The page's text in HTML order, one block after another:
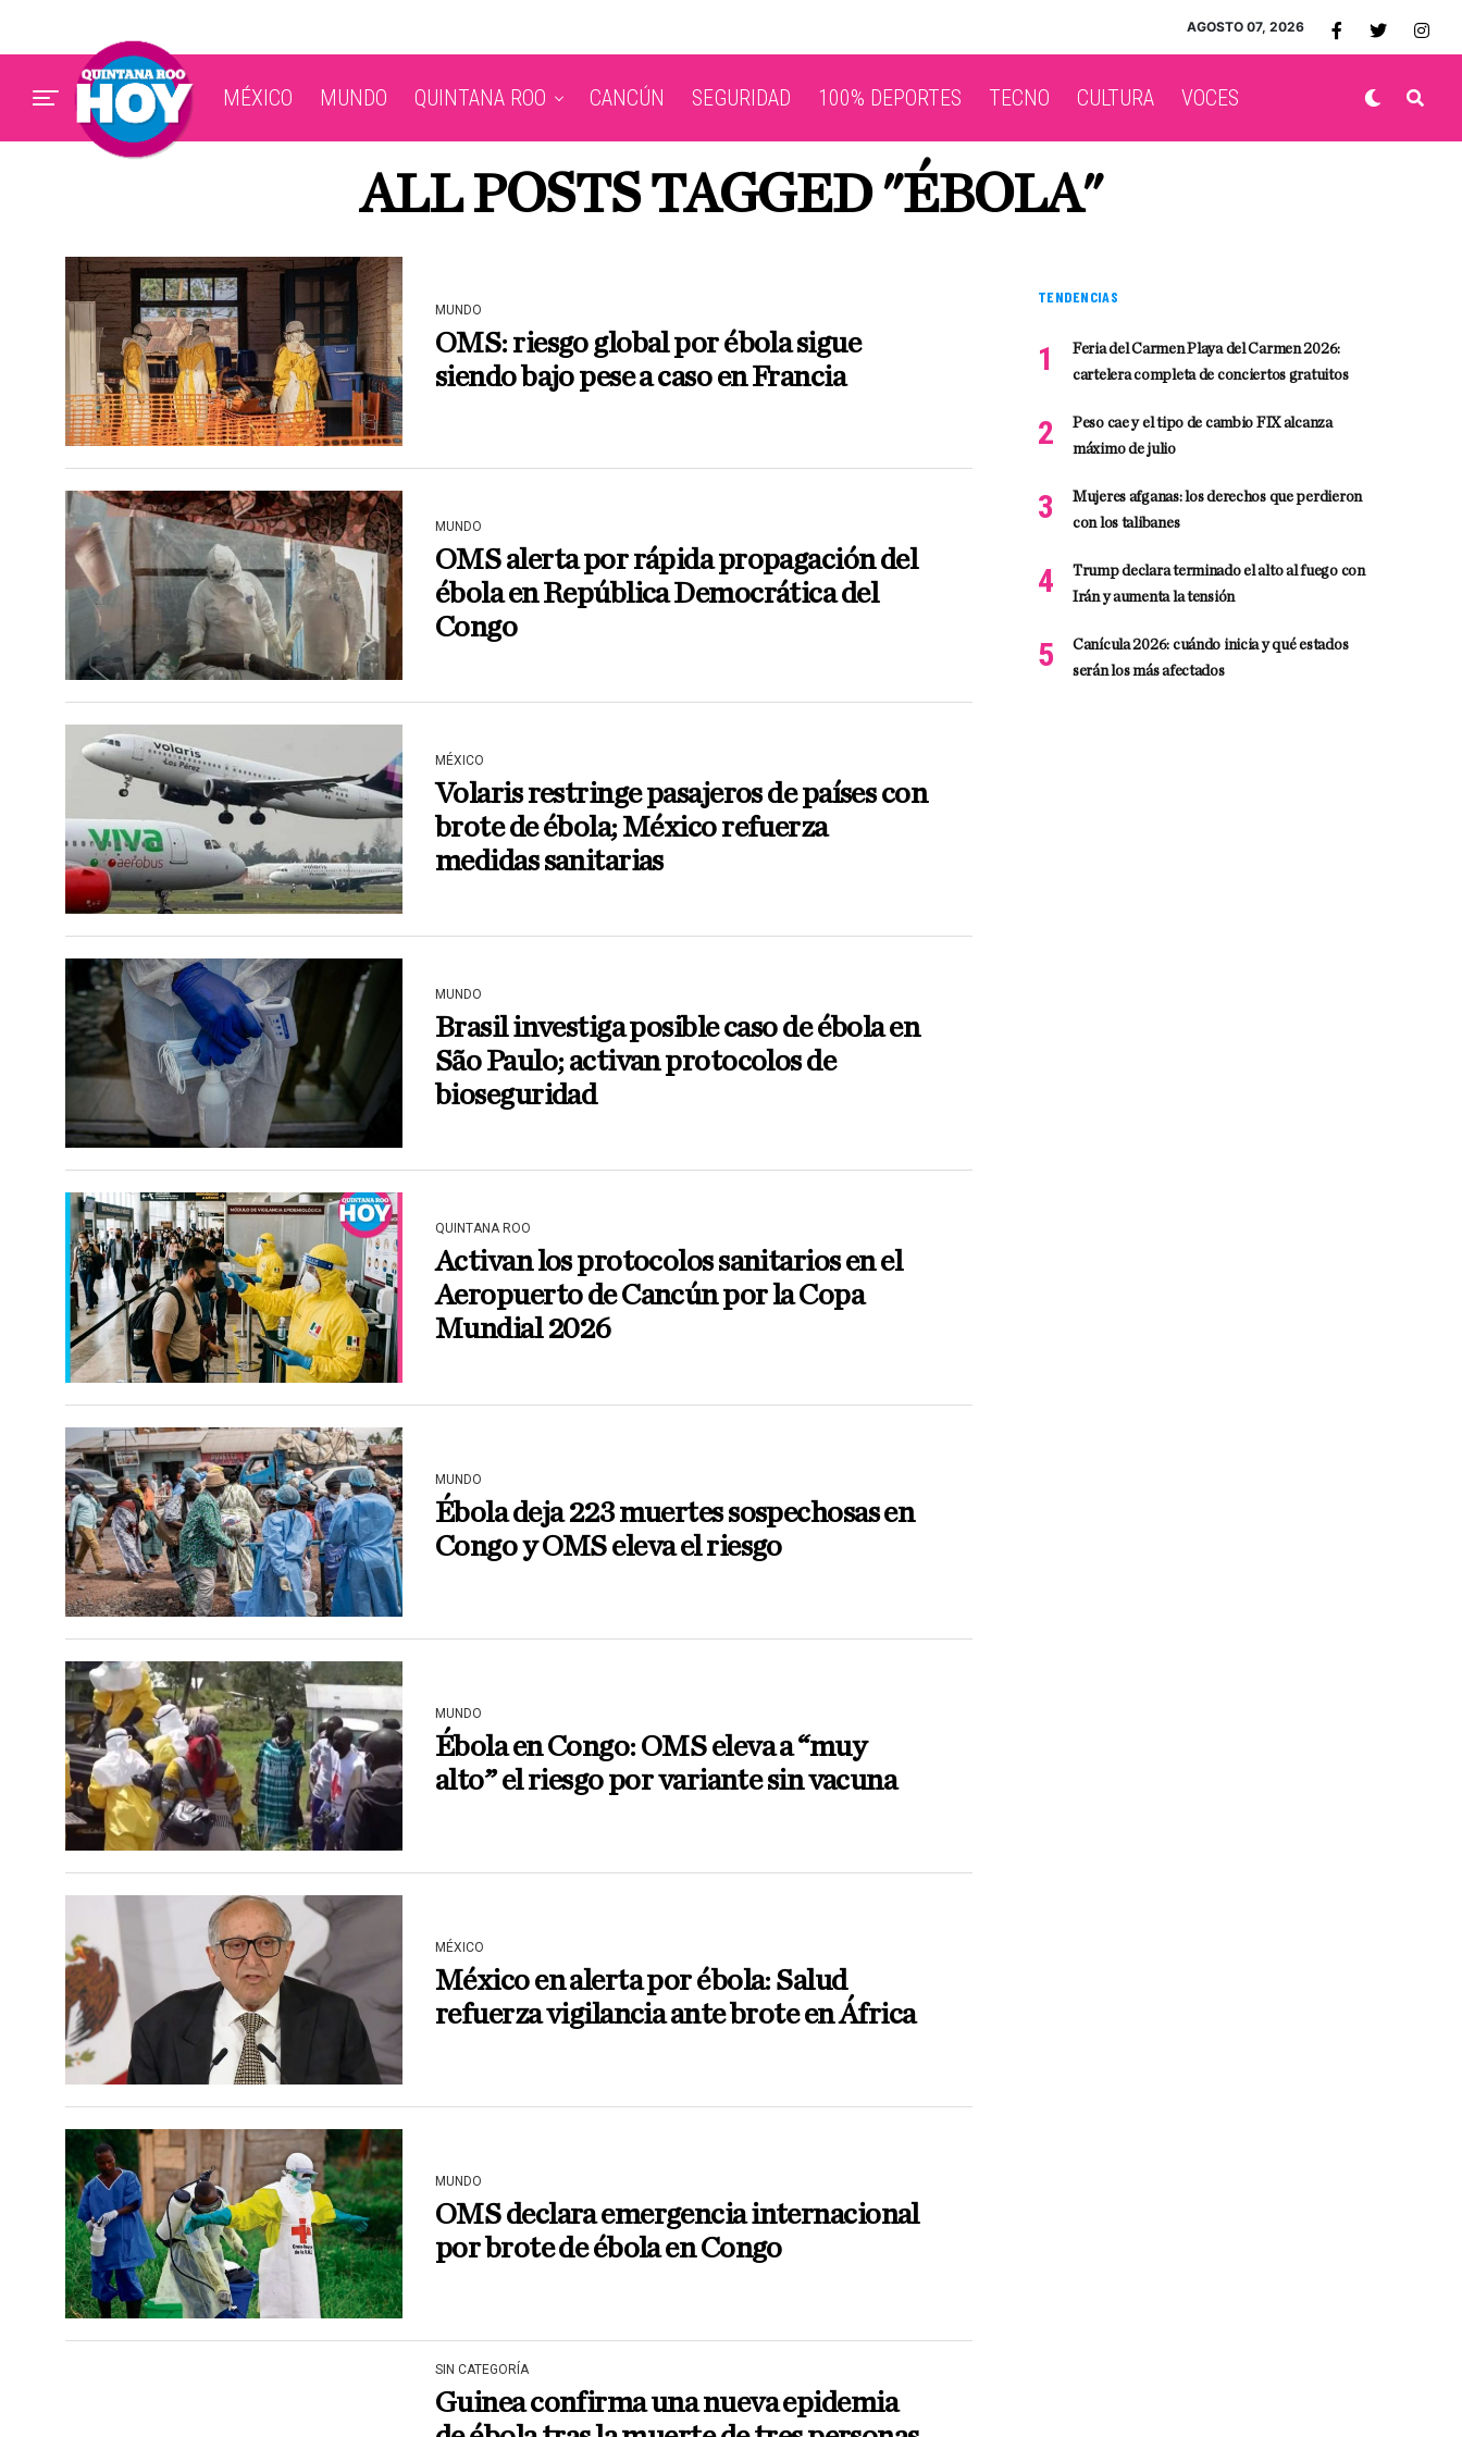
AGOSTO 07, 2026
MÉXICO MUNDO QUINTANA ROO CANCÚN SEGURIDAD 100% DEPORTES TECNO CULTURA VOCES
ALL POSTS TAGGED "ÉBOLA"
MUNDO
OMS: riesgo global por ébola sigue
siendo bajo pese a caso en Francia
MUNDO
OMS alerta por rápida propagación del
ébola en República Democrática del
Congo
MÉXICO
Volaris restringe pasajeros de países con
brote de ébola; México refuerza
medidas sanitarias
MUNDO
Brasil investiga posible caso de ébola en
São Paulo; activan protocolos de
bioseguridad
QUINTANA ROO
Activan los protocolos sanitarios en el
Aeropuerto de Cancún por la Copa
Mundial 2026
MUNDO
Ébola deja 223 muertes sospechosas en
Congo y OMS eleva el riesgo
MUNDO
Ébola en Congo: OMS eleva a “muy
alto” el riesgo por variante sin vacuna
MÉXICO
México en alerta por ébola: Salud
refuerza vigilancia ante brote en África
MUNDO
OMS declara emergencia internacional
por brote de ébola en Congo
SIN CATEGORÍA
Guinea confirma una nueva epidemia
TENDENCIAS
Feria del Carmen Playa del Carmen 2026:
cartelera completa de conciertos gratuitos
Peso cae y el tipo de cambio FIX alcanza
máximo de julio
Mujeres afganas: los derechos que perdieron
con los talibanes
Trump declara terminado el alto al fuego con
Irán y aumenta la tensión
Canícula 2026: cuándo inicia y qué estados
serán los más afectados